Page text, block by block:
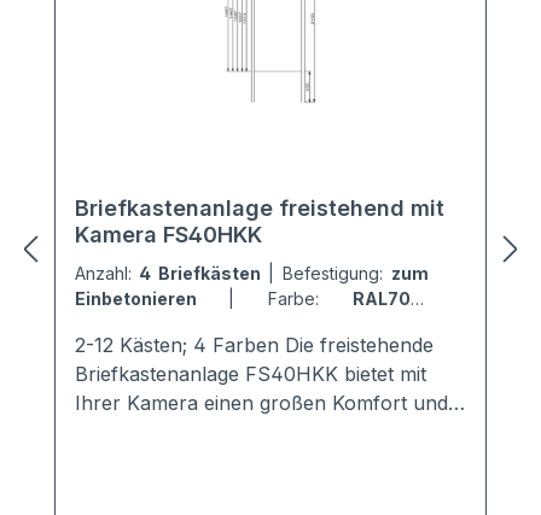
Briefkastenanlage freistehend mit
Kamera FS40HKK
Anzahl: 4 Briefkästen Befestigung: zum
Einbetonieren
Farbe: RAL7016
2-12 Kästen; 4 Farben Die freistehende
Briefkastenanlage FS40HKK bietet mit
Ihrer Kamera einen großen Komfort und